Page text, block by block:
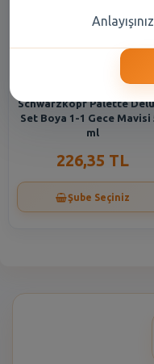
Schwarzkopf Palette
Set Boya 1-1 Gece Mavisi
ml
226,35 TL
Şube Seçiniz